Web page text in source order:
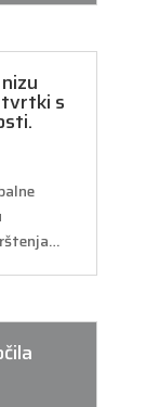
tvrtki s